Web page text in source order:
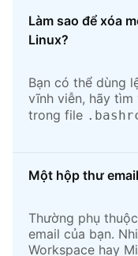
Làm sao để xóa
Linux?
Bạn có thể dùng
vĩnh viễn, hãy tìm
trong file
Một hộp thư
Thường phụ
email của bạn.
Workspace hay